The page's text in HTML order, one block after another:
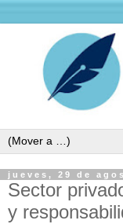
jueves, 29 de
Sector
y